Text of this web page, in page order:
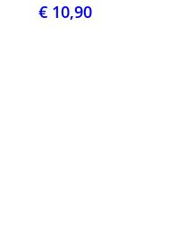
€ 10,90